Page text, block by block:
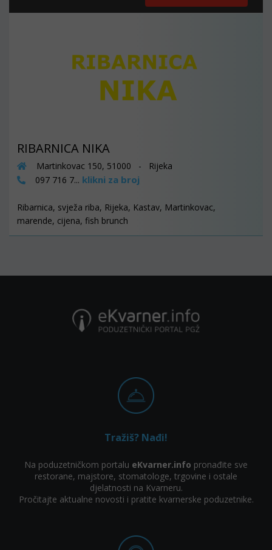
RIBARNICA NIKA
Martinkovac 150, 51000 - Rijeka
097 716 7... klikni za broj
Ribarnica, svježa riba, Rijeka, Kastav, Martinkovac,
marende, cijena, fish brunch
Tražiš? Nađi!
Na poduzetničkom portalu eKvarner.info pronađite sve
restorane, majstore, stomatologe, trgovine i ostale
djelatnosti na Kvarneru.
Pročitajte aktualne novosti i pratite kvarnerske poduzetnike.